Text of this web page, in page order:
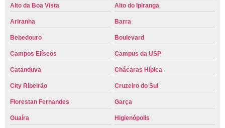
Alto da Boa Vista
Alto do Ipiranga
Ariranha Barra
Bebedouro Boulevard
Campos Elíseos Campus da USP
Catanduva Chácaras Hípica
City Ribeirão Cruzeiro do Sul
Florestan Fernandes Garça
Guaíra Higienópolis